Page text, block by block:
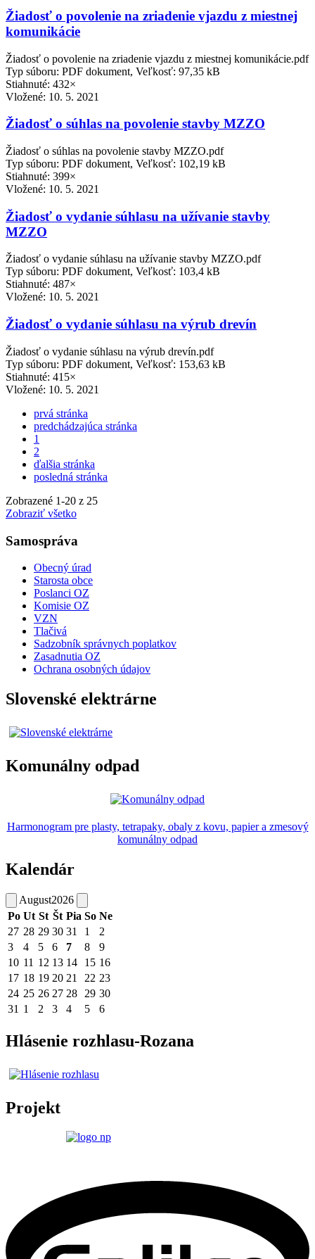
Žiadosť o povolenie na zriadenie vjazdu z miestnej
komunikácie
Žiadosť o povolenie na zriadenie vjazdu z miestnej komunikácie.pdf
Typ súboru: PDF dokument, Veľkosť: 97,35 kB
Stiahnuté: 432×
Vložené: 10. 5. 2021
Žiadosť o súhlas na povolenie stavby MZZO
Žiadosť o súhlas na povolenie stavby MZZO.pdf
Typ súboru: PDF dokument, Veľkosť: 102,19 kB
Stiahnuté: 399×
Vložené: 10. 5. 2021
Žiadosť o vydanie súhlasu na užívanie stavby
MZZO
Žiadosť o vydanie súhlasu na užívanie stavby MZZO.pdf
Typ súboru: PDF dokument, Veľkosť: 103,4 kB
Stiahnuté: 487×
Vložené: 10. 5. 2021
Žiadosť o vydanie súhlasu na výrub drevín
Žiadosť o vydanie súhlasu na výrub drevín.pdf
Typ súboru: PDF dokument, Veľkosť: 153,63 kB
Stiahnuté: 415×
Vložené: 10. 5. 2021
prvá stránka
predchádzajúca stránka
1
2
ďalšia stránka
posledná stránka
Zobrazené 1-20 z 25
Zobraziť všetko
Samospráva
Obecný úrad
Starosta obce
Poslanci OZ
Komisie OZ
VZN
Tlačivá
Sadzobník správnych poplatkov
Zasadnutia OZ
Ochrana osobných údajov
Slovenské elektrárne
Komunálny odpad
Harmonogram pre plasty, tetrapaky, obaly z kovu, papier a zmesový
komunálny odpad
Kalendár
August2026
Po Ut St Št Pia So Ne
27 28 29 30 31 1
2
3
4 5 6 7 8
9
10 11 12 13 14 15 16
17 18 19 20 21 22 23
24 25 26 27 28 29 30
31 1 2 3 4 5 6
Hlásenie rozhlasu-Rozana
Projekt